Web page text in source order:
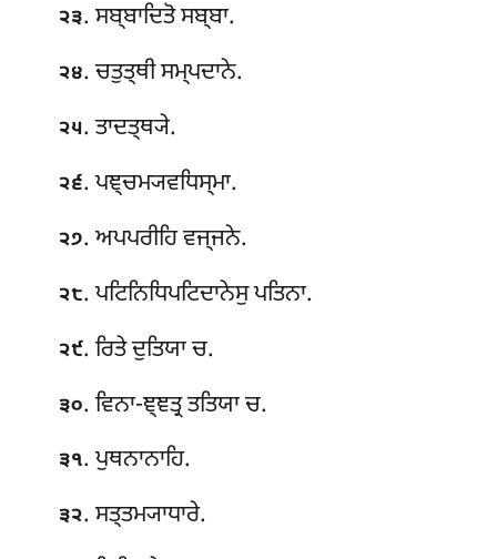
੨੩. ਸਬ੍ਬਾਦਿਤੋ ਸਬ੍ਬਾ.
੨੪. ਚਤੁਤ੍ਥੀ ਸਮ੍ਪਦਾਨੇ.
੨੫. ਤਾਦਤ੍ਥ੍ਯੇ.
੨੬. ਪਞ੍ਚਮ੍ਯਵਧਿਸ੍ਮਾ.
੨੭. ਅਪਪਰੀਹਿ ਵਜ੍ਜਨੇ.
੨੮. ਪਟਿਨਿਧਿਪਟਿਦਾਨੇਸੁ ਪਤਿਨਾ.
੨੯. ਰਿਤੇ ਦੁਤਿਯਾ ਚ.
੩੦. ਵਿਨਾ-ਞ੍ਞਤ੍ਰ ਤਤਿਯਾ ਚ.
੩੧. ਪੁਥਨਾਨਾਹਿ.
੩੨. ਸਤ੍ਤਮ੍ਯਾਧਾਰੇ.